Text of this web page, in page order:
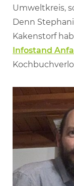
Umweltkreis,
Denn
Kakenstorf
Infostand